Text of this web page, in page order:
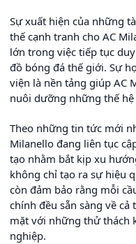
Sự xuất hiện của những
thế cạnh tranh cho AC
lớn trong việc tiếp tục
đồ bóng đá thế giới. Sự
viện là nền tảng giúp AC
nuôi dưỡng những thế
Theo những tin tức mới
Milanello đang liên tục
tạo nhằm bắt kịp xu
không chỉ tạo ra sự hiệu
còn đảm bảo rằng mỗi
chính đều sẵn sàng về
mặt với những thử thách
nghiệp.